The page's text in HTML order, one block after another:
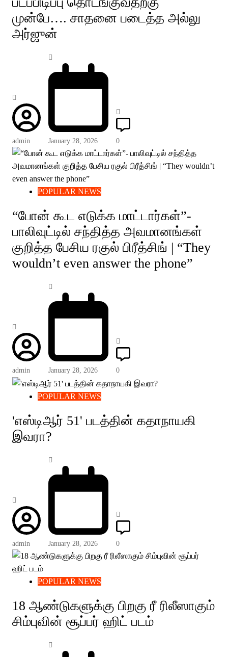
முன்பே…. சாதனை படைத்த அல்லு
அர்ஜுன்
admin January 28, 2026 0
POPULAR NEWS
“போன் கூட எடுக்க மாட்டார்கள்”-
பாலிவுட்டில் சந்தித்த அவமானங்கள்
குறித்த பேசிய ரகுல் பிரீத்சிங் | “They
wouldn’t even answer the phone”
admin January 28, 2026 0
POPULAR NEWS
'எஸ்டிஆர் 51' படத்தின் கதாநாயகி
இவரா?
admin January 28, 2026 0
POPULAR NEWS
18 ஆண்டுகளுக்கு பிறகு ரீ ரிலீஸாகும்
சிம்புவின் சூப்பர் ஹிட் படம்